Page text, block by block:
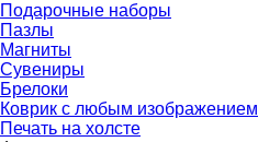
Подарочные наборы
Пазлы
Магниты
Сувениры
Брелоки
Коврик с любым изображением
Печать на холсте